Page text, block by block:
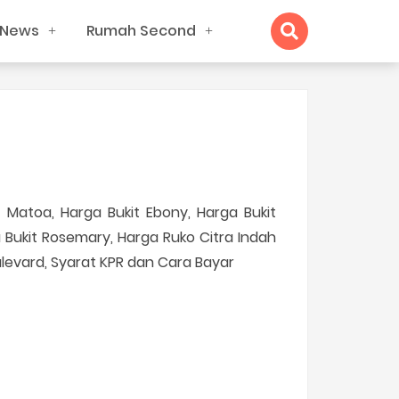
News Rumah Second
Harga Bukit Ebony, Harga Bukit
Rosemary, Harga Ruko Citra Indah
Syarat KPR dan Cara Bayar